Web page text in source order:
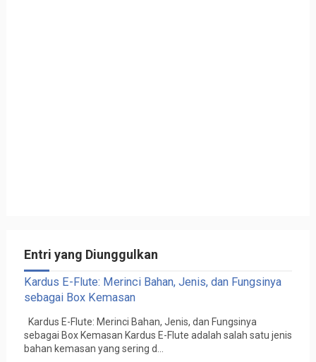
Entri yang Diunggulkan
Kardus E-Flute: Merinci Bahan, Jenis, dan Fungsinya
sebagai Box Kemasan
Kardus E-Flute: Merinci Bahan, Jenis, dan Fungsinya
sebagai Box Kemasan Kardus E-Flute adalah salah satu jenis
bahan kemasan yang sering d...